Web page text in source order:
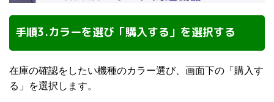
手順3.カラーを選び「購入する」を選択する
在庫の確認をしたい機種のカラー選び、画面下の「購入す
る」を選択します。